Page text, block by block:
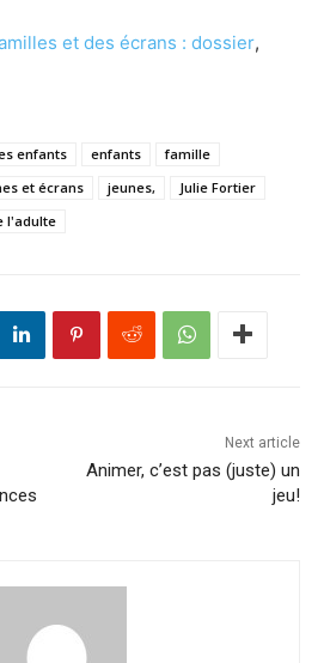
et des écrans : dossier,
enfants enfants
famille
et écrans jeunes,
Julie Fortier
l'adulte
Next article
Animer, c’est pas (juste) un
jeu!